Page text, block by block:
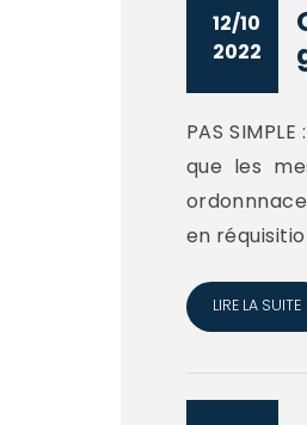
12/10
2022
PAS
que les
en
LIRE LA SUITE